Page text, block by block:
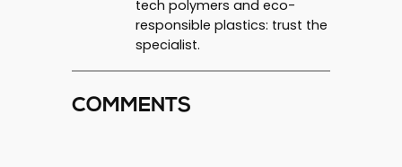
tech polymers and eco-
responsible plastics: trust the
specialist.
COMMENTS